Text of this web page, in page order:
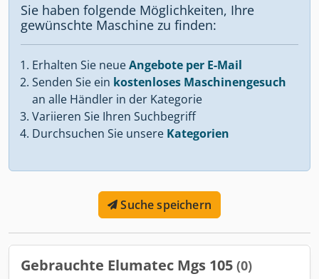
Sie haben folgende Möglichkeiten, Ihre
gewünschte Maschine zu finden:
Erhalten Sie neueAngebote per E-Mail
Senden Sie ein kostenloses Maschinengesuch
an alle Händler in der Kategorie
Variieren Sie Ihren Suchbegriff
Durchsuchen Sie unsere Kategorien
Suche speichern
Gebrauchte Elumatec Mgs 105 (0)